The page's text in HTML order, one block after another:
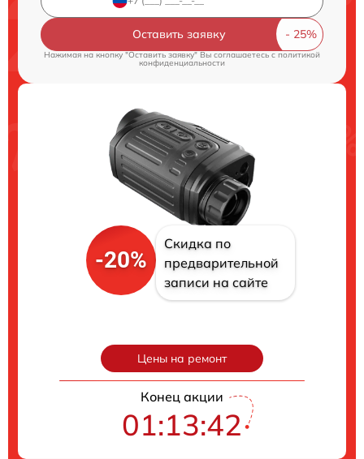
Оставить заявку
Нажимая на кнопку "Оставить заявку" Вы соглашаетесь cполитикой
конфиденциальности
-20%
Скидка по
предварительной
записи на сайте
Цены на ремонт
Конец акции
01:13:41